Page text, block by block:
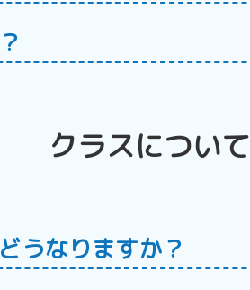
クラスについて
うなりますか？